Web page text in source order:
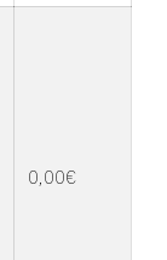
0,00€